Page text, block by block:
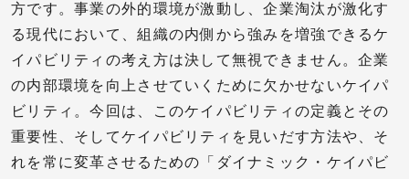
方です。事業の外的環境が激動し、企業淘汰が激化す
る現代において、組織の内側から強みを増強できるケ
イパビリティの考え方は決して無視できません。企業
の内部環境を向上させていくために欠かせないケイパ
ビリティ。今回は、このケイパビリティの定義とその
重要性、そしてケイパビリティを見いだす方法や、そ
れを常に変革させるための「ダイナミック・ケイパビ